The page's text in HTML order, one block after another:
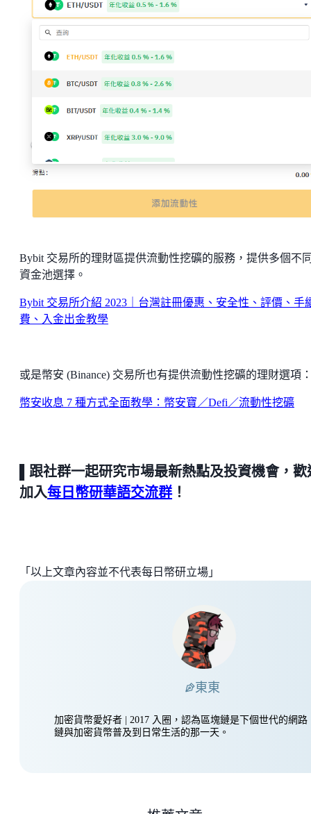
Bybit 交易所的理財區提供流動性挖礦的服務，提供多個不
資金池選擇。
Bybit 交易所介紹 2023｜台灣註冊優惠、安全性、評價、手
費、入金出金教學
或是幣安 (Binance) 交易所也有提供流動性挖礦的理財選項
幣安收息 7 種方式全面教學：幣安寶／Defi／流動性挖礦
▌跟社群一起研究市場最新熱點及投資機會，歡
加入每日幣研華語交流群 ！
「以上文章內容並不代表每日幣研立場」
東東
加密貨幣愛好者 | 2017 入圈，認為區塊鏈是下個世代的網路
鏈與加密貨幣普及到日常生活的那一天。